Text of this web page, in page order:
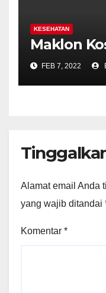
KESEHATAN
Maklon
FEB 7, 2022
Alamat email Anda
yang wajib ditandai
Komentar *